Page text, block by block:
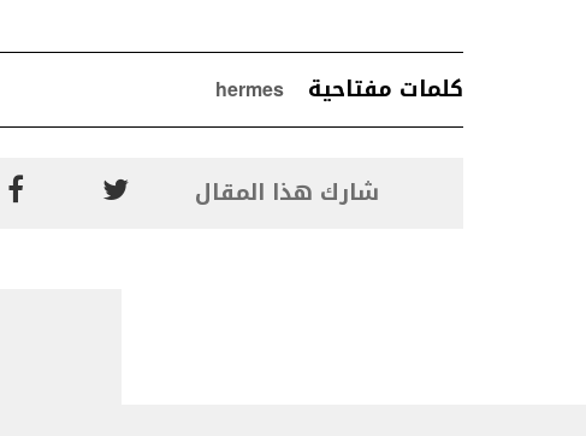
كلمات مفتاحية hermes
شارك هذا المقال